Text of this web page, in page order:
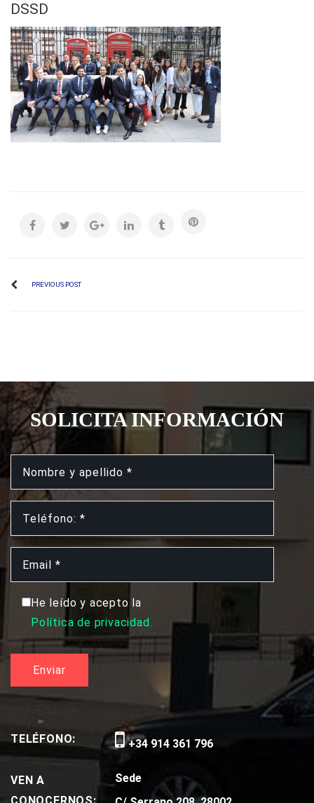
DSSD
PREVIOUS POST
SOLICITA INFORMACIÓN
He leído y acepto la
Política de privacidad.
TELÉFONO: +34 914 361 796
VEN A
Sede